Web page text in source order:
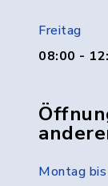
Freitag
08:00 -
Montag